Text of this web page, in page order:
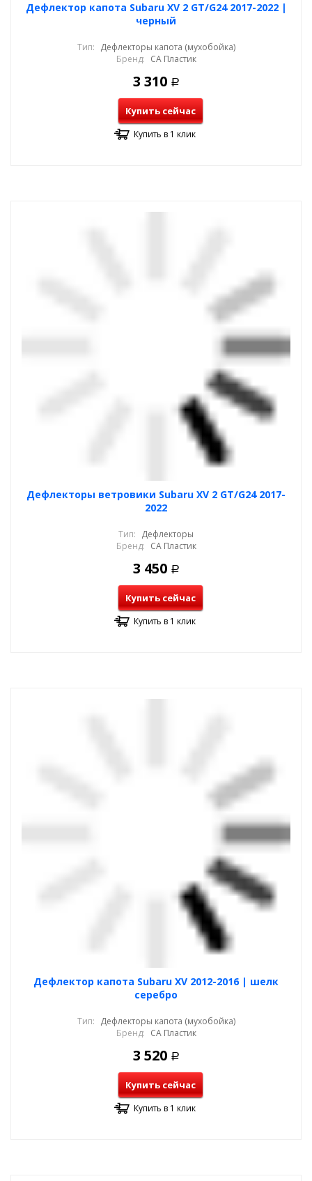
Дефлектор капота Subaru XV 2 GT/G24 2017-2022 |
черный
Тип: Дефлекторы капота (мухобойка)
Бренд: СА Пластик
3 310 Р
Купить сейчас
Купить в 1 клик
Дефлекторы ветровики Subaru XV 2 GT/G24 2017-
2022
Тип: Дефлекторы
Бренд: СА Пластик
3 450 Р
Купить сейчас
Купить в 1 клик
Дефлектор капота Subaru XV 2012-2016 | шелк
серебро
Тип: Дефлекторы капота (мухобойка)
Бренд: СА Пластик
3 520 Р
Купить сейчас
Купить в 1 клик